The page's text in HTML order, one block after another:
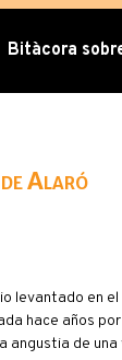
Bitàcora
Alaró
levantado en
hace años por
angustia de